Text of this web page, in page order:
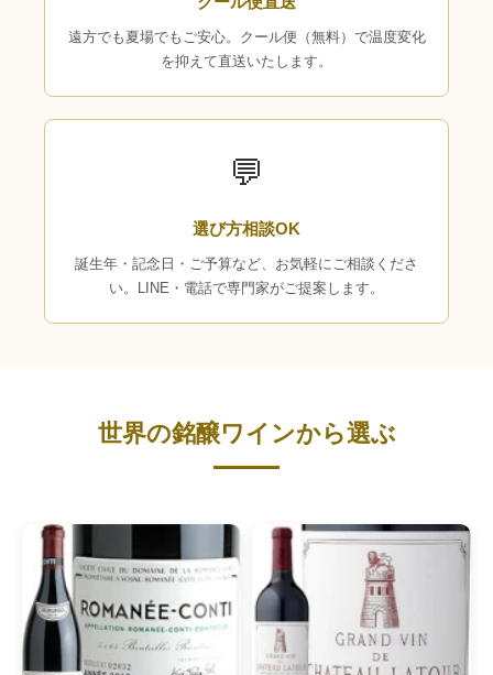
遠方でも夏場でもご安心。クール便（無料）で温度変化
を抑えて直送いたします。
💬
選び方相談OK
誕生年・記念日・ご予算など、お気軽にご相談くださ
い。LINE・電話で専門家がご提案します。
世界の銘醸ワインから選ぶ